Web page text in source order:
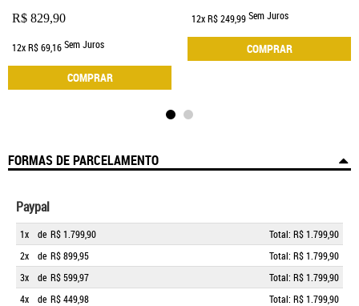
R$ 829,90
12xR$ 69,16Sem Juros
COMPRAR
12xR$ 249,99Sem Juros
COMPRAR
FORMAS DE PARCELAMENTO
Paypal
1x de R$ 1.799,90
Total: R$ 1.799,90
2x
de R$ 899,95
Total: R$ 1.799,90
3x
de R$ 599,97
Total: R$ 1.799,90
4x
de R$ 449,98
Total: R$ 1.799,90